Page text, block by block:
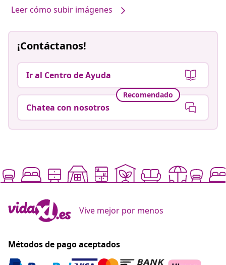
Leer cómo subir imágenes
¡Contáctanos!
Ir al Centro de Ayuda
Recomendado
Chatea con nosotros
Vive mejor por menos
Métodos de pago aceptados